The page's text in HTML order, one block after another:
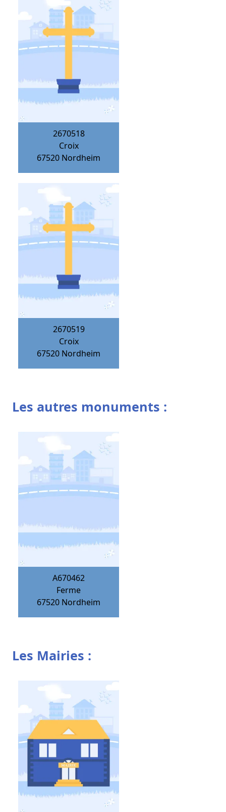
2670518
Croix
67520 Nordheim
2670519
Croix
67520 Nordheim
Les autres monuments :
A670462
Ferme
67520 Nordheim
Les Mairies :